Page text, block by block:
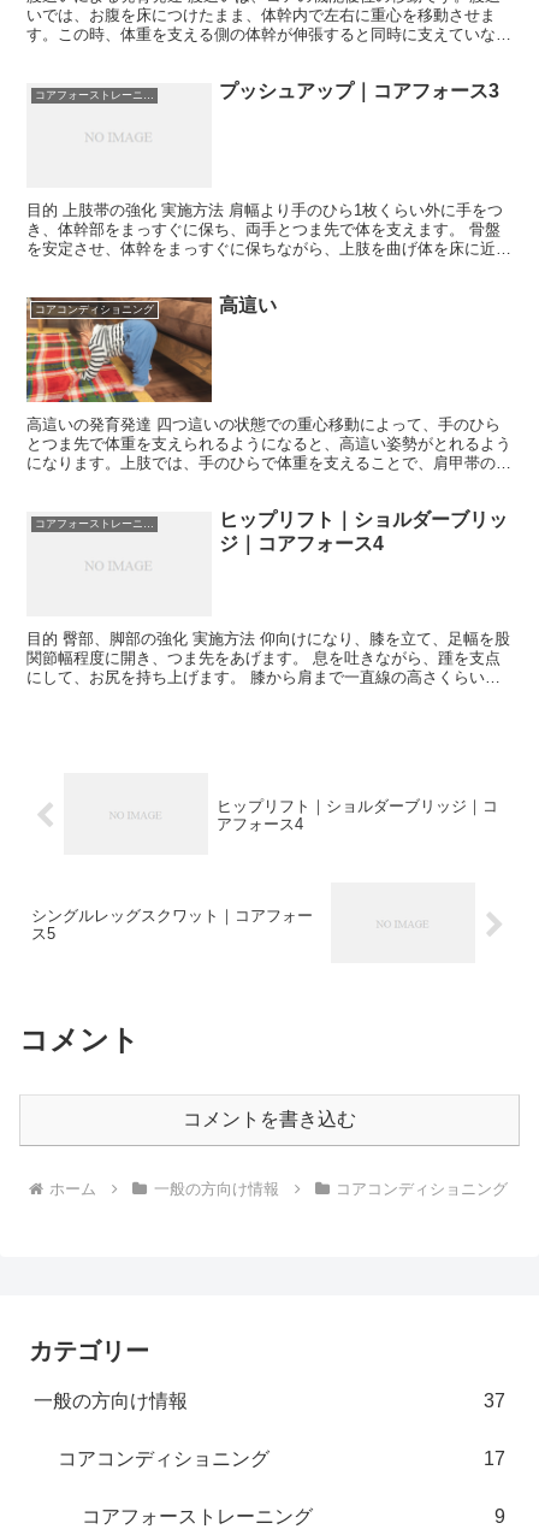
いでは、お腹を床につけたまま、体幹内で左右に重心を移動させま
す。この時、体重を支える側の体幹が伸張すると同時に支えていない
コアフォーストレーニング プッシュアップ｜コアフォース3
目的 上肢帯の強化 実施方法 肩幅より手のひら1枚くらい外に手をつ
き、体幹部をまっすぐに保ち、両手とつま先で体を支えます。 骨盤
を安定させ、体幹をまっすぐに保ちながら、上肢を曲げ体を床に近づ
コアコンディショニング 高這い
高這いの発育発達 四つ這いの状態での重心移動によって、手のひら
とつま先で体重を支えられるようになると、高這い姿勢がとれるよう
になります。上肢では、手のひらで体重を支えることで、肩甲帯の機
コアフォーストレーニング
ヒップリフト｜ショルダーブリッ
ジ｜コアフォース4
目的 臀部、脚部の強化 実施方法 仰向けになり、膝を立て、足幅を股
関節幅程度に開き、つま先をあげます。 息を吐きながら、踵を支点
にして、お尻を持ち上げます。 膝から肩まで一直線の高さくらいま
ヒップリフト｜ショルダーブリッジ｜コ
アフォース4
シングルレッグスクワット｜コアフォー
ス5
コメント
コメントを書き込む
ホーム 一般の方向け情報 コアコンディショニング
カテゴリー
一般の方向け情報 37
コアコンディショニング 17
コアフォーストレーニング 9